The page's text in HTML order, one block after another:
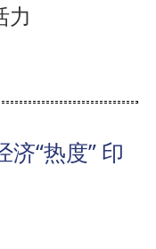
力
济“热度” 印